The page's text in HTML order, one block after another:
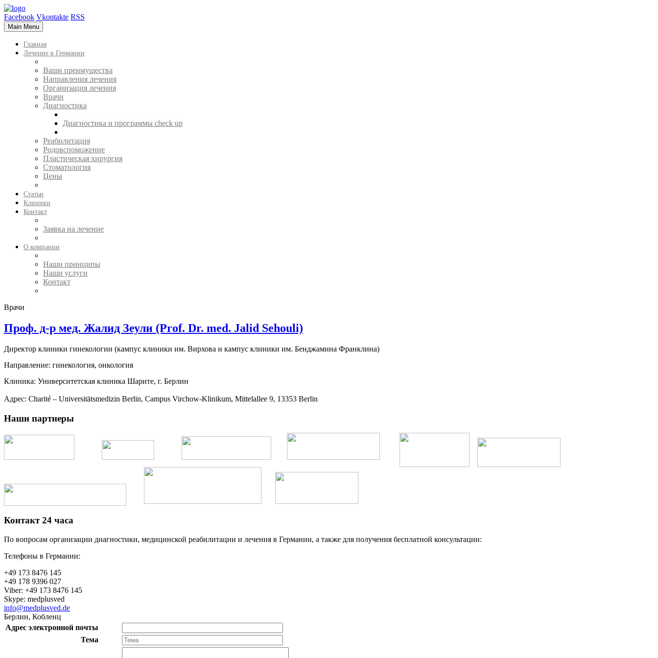
Facebook Vkontakte RSS
Main Menu
Главная
Лечение в Германии
Ваши преимущества
Направления лечения
Организация лечения
Врачи
Диагностика
Диагностика и программы check up
Реабилитация
Родовспоможение
Пластическая хирургия
Стоматология
Цены
Статьи
Клиники
Контакт
Заявка на лечение
О компании
Наши принципы
Наши услуги
Контакт
Врачи
Проф. д-р мед. Жалид Зеули (Prof. Dr. med. Jalid Sehouli)
Директор клиники гинекологии (кампус клиники им. Вирхова и кампус клиники им. Бенджамина Франклина)
Направление: гинекология, онкология
Клиника: Университетская клиника Шарите, г. Берлин
Адрес: Charité – Universitätsmedizin Berlin, Campus Virchow-Klinikum, Mittelallee 9, 13353 Berlin
Наши партнеры
Контакт 24 часа
По вопросам организации диагностики, медицинской реабилитации и лечения в Германии, а также для получения бесплатной консультации:
Телефоны в Германии:
+49 173 8476 145
+49 178 9396 027
Viber: +49 173 8476 145
Skype: medplusved
info@medplusved.de
Берлин, Кобленц
Адрес электронной почты
Тема